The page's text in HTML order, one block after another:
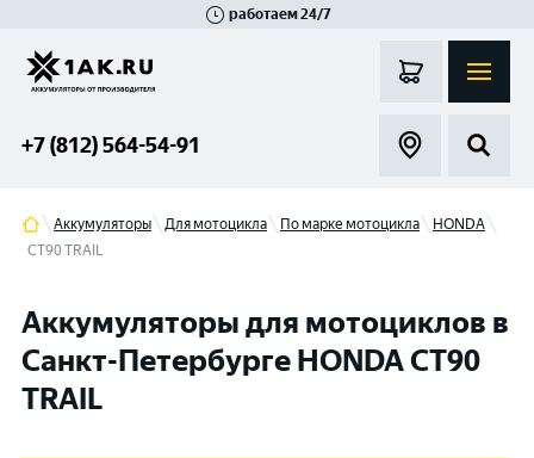
работаем 24/7
+7 (812) 564-54-91
Аккумуляторы Для мотоцикла По марке мотоцикла
HONDA
CT90 TRAIL
Аккумуляторы для мотоциклов в
Санкт-Петербурге HONDA CT90
TRAIL
Гатчина